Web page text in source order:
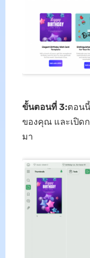
ขั้นตอนที่ 3:ตอน
ของคุณ และเปิด
มา